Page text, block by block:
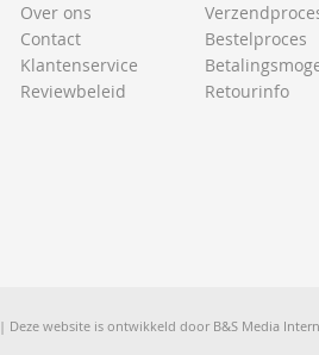
Over ons
Contact
Klantenservice
Reviewbeleid
Bestelproces
Retourinfo
| Deze website is ontwikkeld door B&S Media